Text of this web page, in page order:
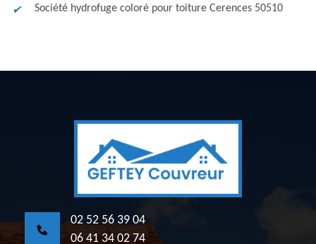
Société hydrofuge coloré pour toiture Cerences 50510
02 52 56 39 04
06 41 34 02 74